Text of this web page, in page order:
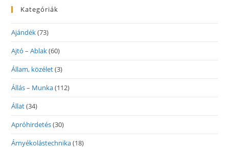
Kategóriák
Ajándék(73)
Ajtó – Ablak(60)
Állam, közélet(3)
Állás – Munka(112)
Állat(34)
Apróhirdetés(30)
Árnyékolástechnika(18)